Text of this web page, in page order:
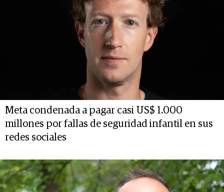
Meta condenada a pagar casi US$ 1.000
millones por fallas de seguridad infantil en sus
redes sociales